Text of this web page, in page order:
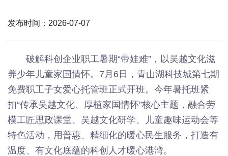
发布时间：2026-07-07
破解科创企业职工暑期“带娃难”，以吴越文化滋
养少年儿童家国情怀。7月6日，青山湖科技城第七期
免费职工子女爱心托管班正式开班。今年暑托班紧
扣“传承吴越文化、厚植家国情怀”核心主题，融合劳
模工匠思政课堂、吴越文化研学、儿童趣味运动会等
特色活动，用普惠、精细化的暖心民生服务，打造有
温度、有文化底蕴的科创人才暖心港湾。